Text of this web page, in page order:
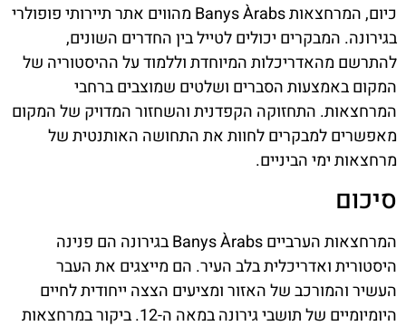
כיום, המרחצאות Banys Àrabs מהווים אתר תיירותי פופולרי
בגירונה. המבקרים יכולים לטייל בין החדרים השונים,
להתרשם מהאדריכלות המיוחדת וללמוד על ההיסטוריה של
המקום באמצעות הסברים ושלטים שמוצבים ברחבי
המרחצאות. התחזוקה הקפדנית והשחזור המדויק של המקום
מאפשרים למבקרים לחוות את התחושה האותנטית של
מרחצאות ימי הביניים.
סיכום
המרחצאות הערביים Banys Àrabs בגירונה הם פנינה
היסטורית ואדריכלית בלב העיר. הם מייצגים את העבר
העשיר והמורכב של האזור ומציעים הצצה ייחודית לחיים
היומיומיים של תושבי גירונה במאה ה-12. ביקור במרחצאות